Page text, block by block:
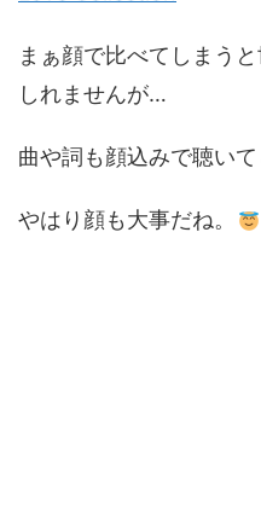
まぁ顔で比べてしまう
しれませんが…
曲や詞も顔込みで聴い
やはり顔も大事だね。